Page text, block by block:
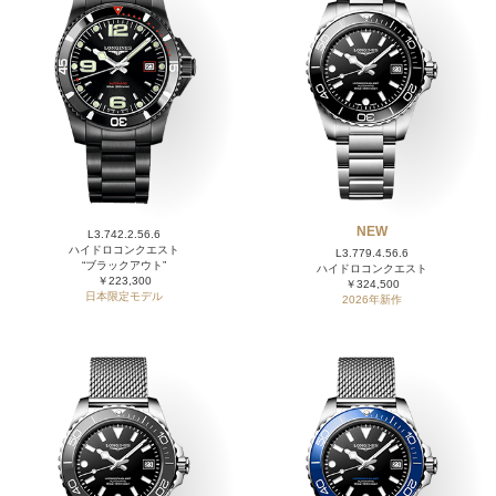
L3.742.2.56.6
ハイドロコンクエスト
“ブラックアウト”
￥223,300
日本限定モデル
NEW
L3.779.4.56.6
ハイドロコンクエスト
￥324,500
2026年新作